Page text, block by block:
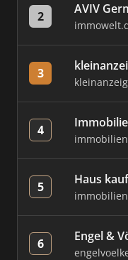
2 AVIV
3
4
5 Haus
6 Engel &